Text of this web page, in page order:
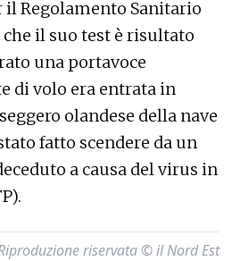
Regolamento Sanitario
il suo test è risultato
una portavoce
di volo era entrata in
olandese della nave
fatto scendere da un
a causa del virus in
riservata © il Nord Est